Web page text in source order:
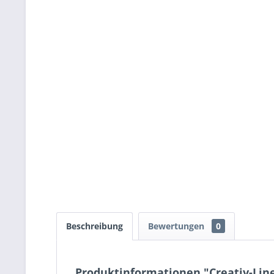
Beschreibung Bewertungen 0